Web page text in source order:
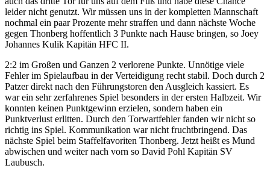
leider nicht genutzt. Wir müssen uns in der kompletten Mannschaft
nochmal ein paar Prozente mehr straffen und dann nächste Woche
gegen Thonberg hoffentlich 3 Punkte nach Hause bringen, so Joey
Johannes Kulik Kapitän HFC II.
2:2 im Großen und Ganzen 2 verlorene Punkte. Unnötige viele
Fehler im Spielaufbau in der Verteidigung recht stabil. Doch durch 2
Patzer direkt nach den Führungstoren den Ausgleich kassiert. Es
war ein sehr zerfahrenes Spiel besonders in der ersten Halbzeit. Wir
konnten keinen Punktgewinn erzielen, sondern haben ein
Punktverlust erlitten. Durch den Torwartfehler fanden wir nicht so
richtig ins Spiel. Kommunikation war nicht fruchtbringend. Das
nächste Spiel beim Staffelfavoriten Thonberg. Jetzt heißt es Mund
abwischen und weiter nach vorn so David Pohl Kapitän SV
Laubusch.